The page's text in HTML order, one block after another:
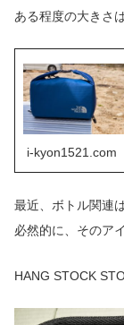
ある程度の大きさ
i-kyon1521.com
最近、ボトル関連
必然的に、そのア
HANG STOCK